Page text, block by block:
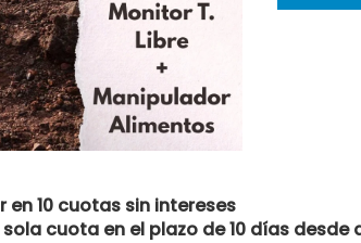
10 cuotas sin intereses
cuota en el plazo de 10 días